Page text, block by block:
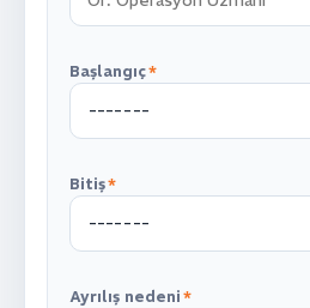
Başlangıç*
Bitiş*
Ayrılış nedeni*
+90
AD SOYAD